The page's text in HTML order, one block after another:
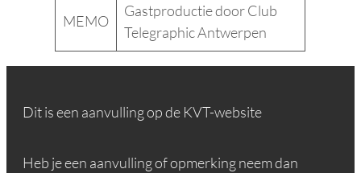
MEMO
Gastproductie door Club
Telegraphic Antwerpen
Dit is een aanvulling op de KVT-website
Heb je een aanvulling of opmerking neem dan